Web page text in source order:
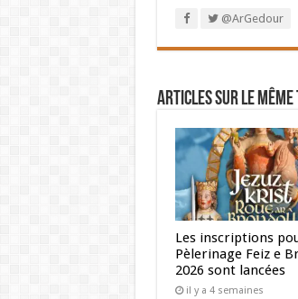
@ArGedour
Articles sur le même
Les inscriptions
Pèlerinage Feiz e
2026 sont lancées
il y a 4 semaines